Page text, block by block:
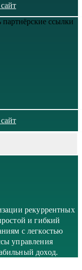
ссылки
рекуррентных
и гибкий
с легкостью
управления
доход.